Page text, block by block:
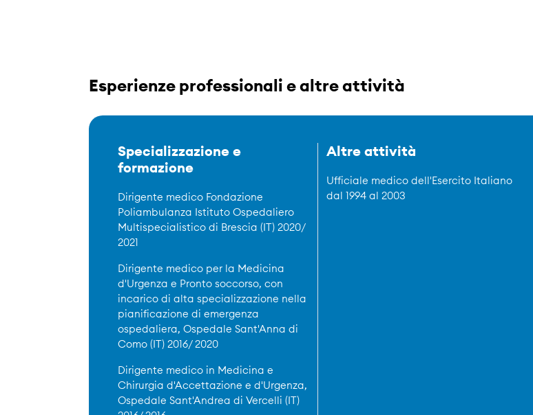
Esperienze professionali e altre attività
Specializzazione e
formazione
Dirigente medico Fondazione
Poliambulanza Istituto Ospedaliero
Multispecialistico di Brescia (IT) 2020/
2021
Dirigente medico per la Medicina
d'Urgenza e Pronto soccorso, con
incarico di alta specializzazione nella
pianificazione di emergenza
ospedaliera, Ospedale Sant'Anna di
Como (IT) 2016/ 2020
Dirigente medico in Medicina e
Chirurgia d'Accettazione e d'Urgenza,
Ospedale Sant'Andrea di Vercelli (IT)
Altre attività
Ufficiale medico dell'Esercito Italiano
dal 1994 al 2003